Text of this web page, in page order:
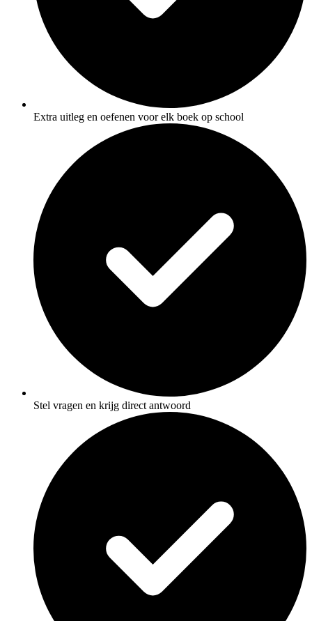
Extra uitleg en oefenen voor elk boek op school
Stel vragen en krijg direct antwoord